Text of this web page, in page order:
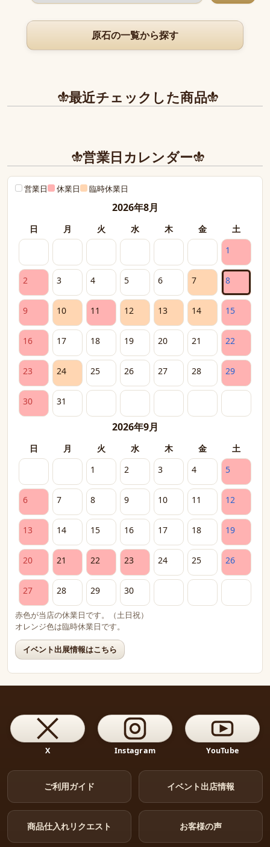
原石の一覧から探す
最近チェックした商品
営業日カレンダー
営業日 休業日 臨時休業日
2026年8月
日 月 火 水 木 金
土
1
2 3 4 5 6 7 8
9 10 11 12 13 14 15
16 17 18 19 20 21 22
23 24 25 26 27 28 29
30 31
2026年9月
日 月 火 水 木 金
土
1
2 3 4 5
6 7 8 9 10 11 12
13 14 15 16 17 18 19
20 21 22 23 24 25 26
27 28 29 30
赤色が当店の休業日です。（土日祝）
オレンジ色は臨時休業日です。
イベント出展情報はこちら
X Instagram YouTube
ご利用ガイド イベント出店情報
商品仕入れリクエスト お客様の声